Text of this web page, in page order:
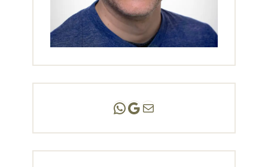
Andreas Scholz | (HPP)
Praxis Adlershof
E-Mail an mich ...